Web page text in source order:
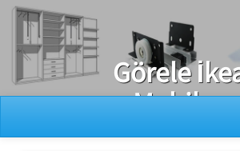
Ray Dolap Tamiri
Görele
Mobilya
Montaj